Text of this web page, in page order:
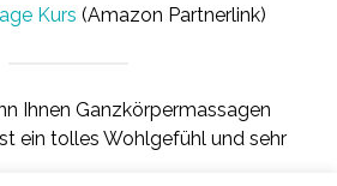
Kurs (Amazon Partnerlink)
Ihnen Ganzkörpermassagen
ein tolles Wohlgefühl und sehr